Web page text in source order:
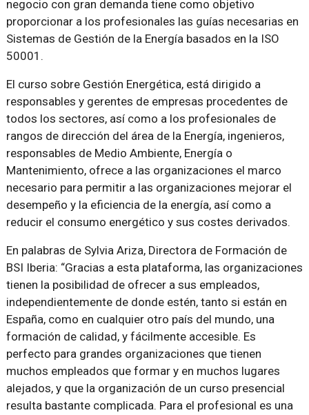
negocio con gran demanda tiene como objetivo
proporcionar a los profesionales las guías necesarias en
Sistemas de Gestión de la Energía basados en la ISO
50001.
El curso sobre Gestión Energética, está dirigido a
responsables y gerentes de empresas procedentes de
todos los sectores, así como a los profesionales de
rangos de dirección del área de la Energía, ingenieros,
responsables de Medio Ambiente, Energía o
Mantenimiento, ofrece a las organizaciones el marco
necesario para permitir a las organizaciones mejorar el
desempeño y la eficiencia de la energía, así como a
reducir el consumo energético y sus costes derivados.
En palabras de Sylvia Ariza, Directora de Formación de
BSI Iberia: “Gracias a esta plataforma, las organizaciones
tienen la posibilidad de ofrecer a sus empleados,
independientemente de donde estén, tanto si están en
España, como en cualquier otro país del mundo, una
formación de calidad, y fácilmente accesible. Es
perfecto para grandes organizaciones que tienen
muchos empleados que formar y en muchos lugares
alejados, y que la organización de un curso presencial
resulta bastante complicada. Para el profesional es una